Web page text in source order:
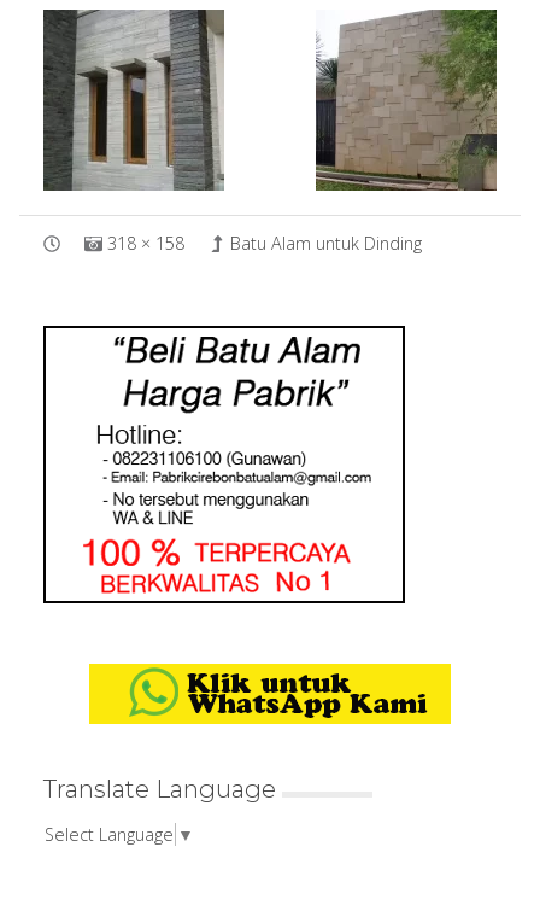
318 × 158 Batu Alam untuk Dinding
Translate Language
Select Language ▼